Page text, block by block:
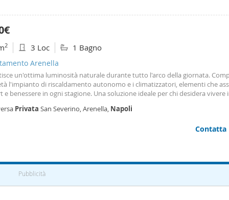
2 3 Loc 1 Bagno
Arenella
un'ottima luminosità naturale durante tutto l'arco della giornata.
l'impianto di riscaldamento autonomo e i climatizzatori, elementi che
e benessere in ogni stagione. Una soluzione ideale per chi desidera vivere
servizi, senza
Privata San Severino, Arenella, Napoli
Contatta
Pubblicità